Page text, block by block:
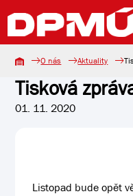
O nás Aktuality
Tisková
01. 11. 2020
Listopad bude opět